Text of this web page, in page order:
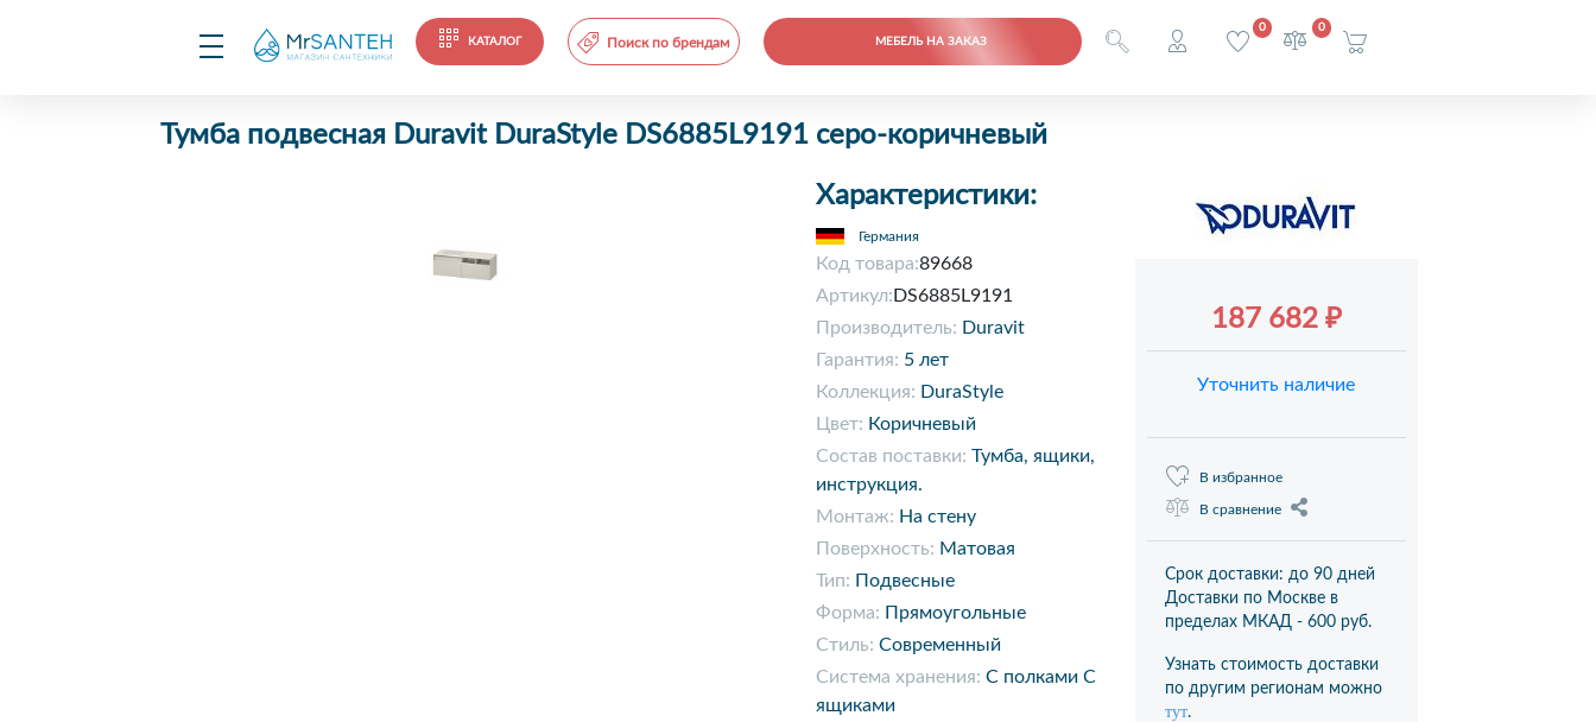
КАТАЛОГ Поиск по брендам МЕБЕЛЬ НА ЗАКАЗ
0 0
Тумба подвесная Duravit DuraStyle DS6885L9191 серо-коричневый
Характеристики:
Германия
Код товара:89668
Артикул: DS6885L9191
Производитель: Duravit
Гарантия: 5 лет
Коллекция: DuraStyle
Цвет: Коричневый
Состав поставки: Тумба, ящики,
инструкция.
Монтаж: На стену
Поверхность: Матовая
Тип: Подвесные
Форма: Прямоугольные
Стиль: Современный
Система хранения: С полками С
ящиками
187 682 ₽
Уточнить наличие
В избранное
В сравнение
Срок доставки: до 90 дней
Доставки по Москве в
пределах МКАД - 600 руб.
Узнать стоимость доставки
по другим регионам можно
тут.